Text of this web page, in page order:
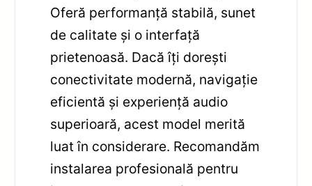
Oferă performanță stabilă, sunet
de calitate și o interfață
prietenoasă. Dacă îți dorești
conectivitate modernă, navigație
eficientă și experiență audio
superioară, acest model merită
luat în considerare. Recomandăm
instalarea profesională pentru